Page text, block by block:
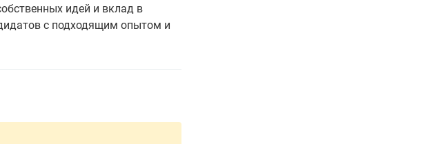
идей и вклад в
с подходящим опытом и